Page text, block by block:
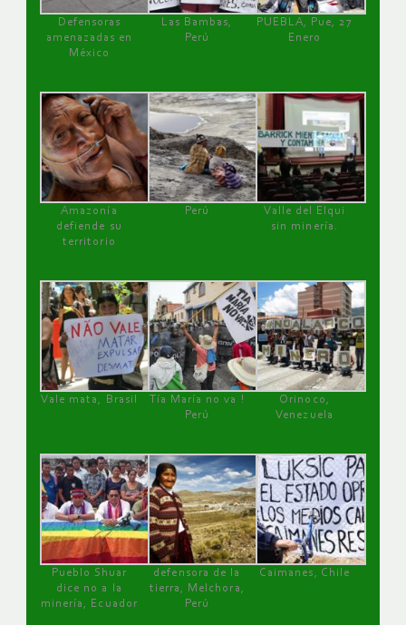
Defensoras
amenazadas en
México
Las Bambas,
Perú
PUEBLA, Pue, 27
Enero
Amazonía
defiende su
territorio
Perú
Valle del Elqui
sin minería.
Vale mata, Brasil
Tía María no va !
Perú
Orinoco,
Venezuela
Pueblo Shuar
dice no a la
minería, Ecuador
defensora de la
tierra, Melchora,
Perú
Caimanes, Chile